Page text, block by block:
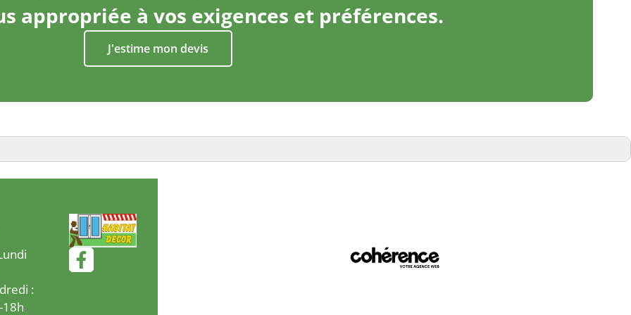
appropriée à vos exigences et préférences.
J'estime mon devis
:
18h